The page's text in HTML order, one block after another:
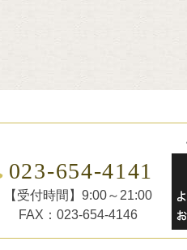
023-654-4141
【受付時間】9:00～21:00
FAX：023-654-4146